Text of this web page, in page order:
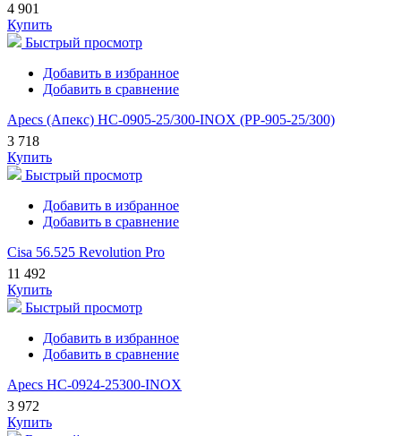
4 901
Купить
Быстрый просмотр
Добавить в избранное
Добавить в сравнение
Apecs (Апекс) HC-0905-25/300-INOX (PP-905-25/300)
3 718
Купить
Быстрый просмотр
Добавить в избранное
Добавить в сравнение
Cisa 56.525 Revolution Pro
11 492
Купить
Быстрый просмотр
Добавить в избранное
Добавить в сравнение
Apecs HC-0924-25300-INOX
3 972
Купить